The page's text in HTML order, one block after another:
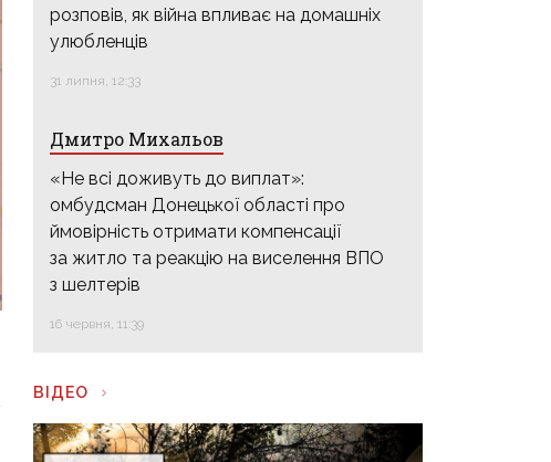
розповів, як війна впливає на домашніх
улюбленців
31 липня, 12:33
Дмитро Михальов
«Не всі доживуть до виплат»:
омбудсман Донецької області про
ймовірність отримати компенсації
за житло та реакцію на виселення ВПО
з шелтерів
16 червня, 11:39
ВІДЕО